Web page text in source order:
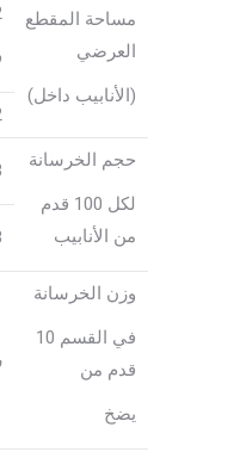
مساحة المقطع
العرضي
(الأنابيب داخل)
حجم الخرسانة
لكل 100 قدم
من الأنابيب
وزن الخرسانة
في القسم 10
قدم من
يضخ